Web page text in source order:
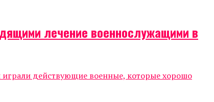
лечение военнослужащими в
действующие военные, которые хорошо